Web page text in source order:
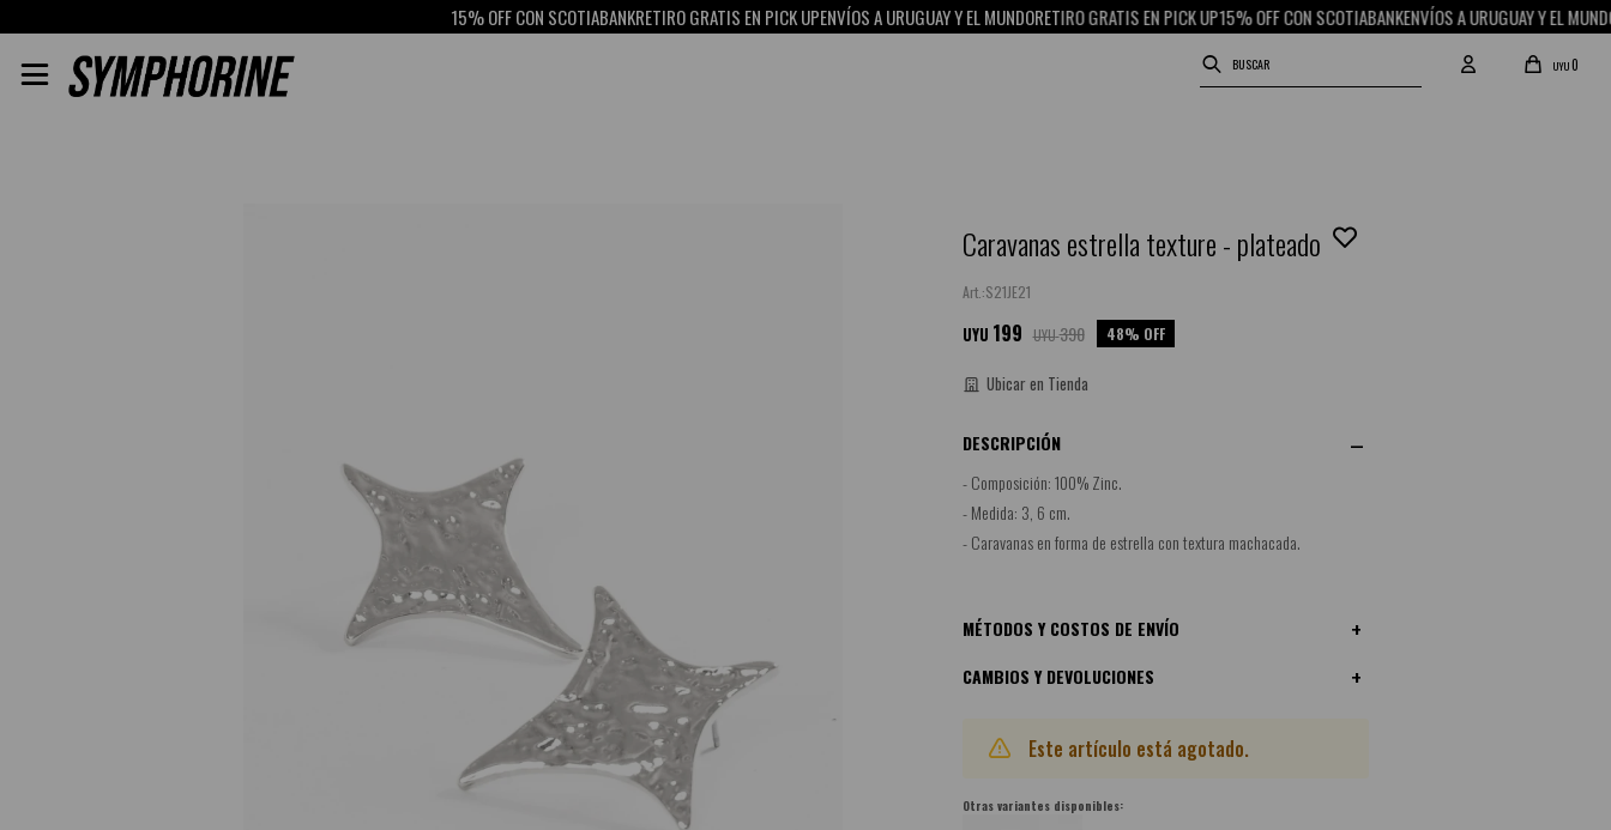
15% OFF CON SCOTIABANKRETIRO GRATIS EN PICK UPENVÍOS A URUGUAY Y EL MUNDORETIRO GRATIS EN PICK UP15% OFF CON SCOTIABANKENVÍOS A URUGUAY Y EL MUNDO
UYU0

Caravanas estrella texture - plateado
S21JE21
UYU 199 UYU390 48
Ubicar en Tienda
DESCRIPCIÓN
- Composición: 100% Zinc.
- Medida: 3, 6 cm.
- Caravanas en forma de estrella con textura machacada.
MÉTODOS Y COSTOS DE ENVÍO
CAMBIOS Y DEVOLUCIONES
Este artículo está agotado.
Otras variantes disponibles: